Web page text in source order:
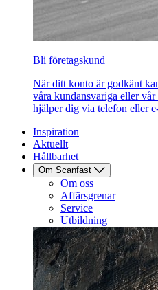
Bli företagskund
När ditt konto är godkänt
våra kundansvariga eller
hjälper dig via telefon eller
Inspiration
Aktuellt
Hållbarhet
Om Scanfast
Om oss
Affärsgrenar
Service
Utbildning